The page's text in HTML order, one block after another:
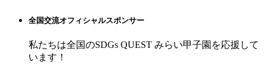
全国交流オフィシャルスポンサー
私たちは全国のSDGs QUEST みらい甲子園を応援して
います！